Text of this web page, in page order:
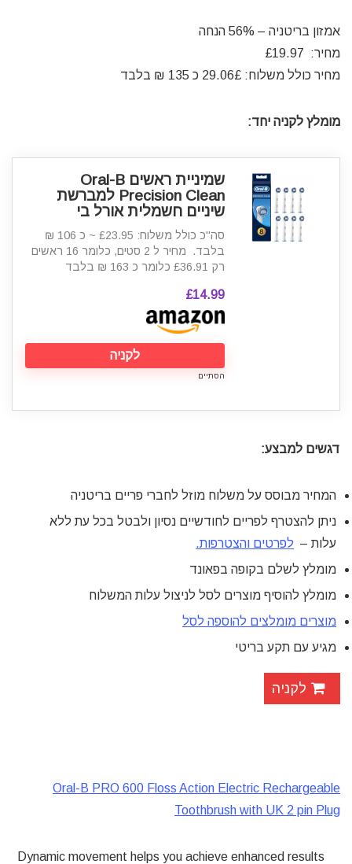
אמזון בריטניה – 56% הנחה
מחיר: £19.97
מחיר כולל משלוח: 29.06£
כ 135 ₪ בלבד
מומלץ לקניה יחד:
שמיניית ראשים Oral-B
Precision Clean למברשת
שיניים חשמלית אורל בי
סה"כ כולל משלוח: £23.95 ~ כ 106 ₪
בלבד. מחיר ל 2 סטים, כלומר 16 ראשים
רק £36.91 כלומר כ 163 ₪ בלבד
£14.99
לקניה
הסתיים
דגשים למבצע:
המחיר מבוסס על משלוח מוזל לחברי פריים בריטניה
ניתן להצטרף לפריים לחודשיים נסיון ולבטל בכל עת ללא
עלות – לפרטים והצטרפות.
מומלץ לשלם בקופה בפאונד
מומלץ להוסיף מוצרים לסל לניצול עלות המשלוח
מוצרים מומלצים להוספה לסל
מגיע עם תקע בריטי
לקניה
Oral-B PRO 600 Floss Action Electric Rechargeable
Toothbrush with UK 2 pin Plug
Dynamic movement helps you achieve enhanced results